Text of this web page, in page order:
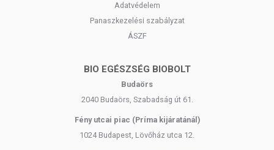
Adatvédelem
Panaszkezelési szabályzat
ÁSZF
BIO EGÉSZSÉG BIOBOLT
Budaörs
2040 Budaörs, Szabadság út 61.
Fény utcai piac (Príma kijáratánál)
1024 Budapest, Lövőház utca 12.